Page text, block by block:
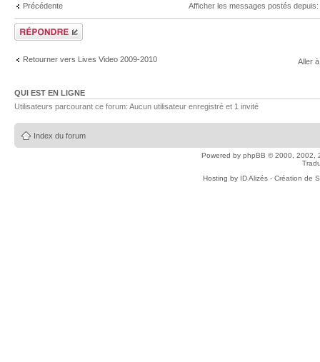
Précédente Afficher les messages postés depuis:
Répondre
Retourner vers Lives Video 2009-2010 Aller
QUI EST EN LIGNE
Utilisateurs parcourant ce forum: Aucun utilisateur enregistré et 1 invité
Index du forum
Powered by phpBB © 2000, 2002,
Hosting by ID Alizés - Création de